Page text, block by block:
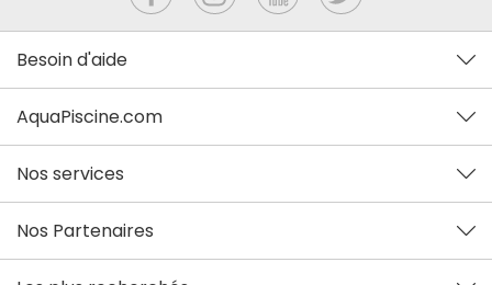
Besoin d'aide
AquaPiscine.com
Nos services
Nos Partenaires